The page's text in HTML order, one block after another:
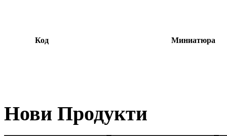
Код Миниатюра
Нови Продукти